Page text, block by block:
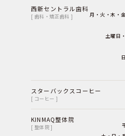
西新セントラル歯科
[ 歯科・矯正歯科 ] 月・火・木・
土曜日
スターバックスコーヒー
[ コーヒー ]
KINMAQ整体院
[ 整体院 ]